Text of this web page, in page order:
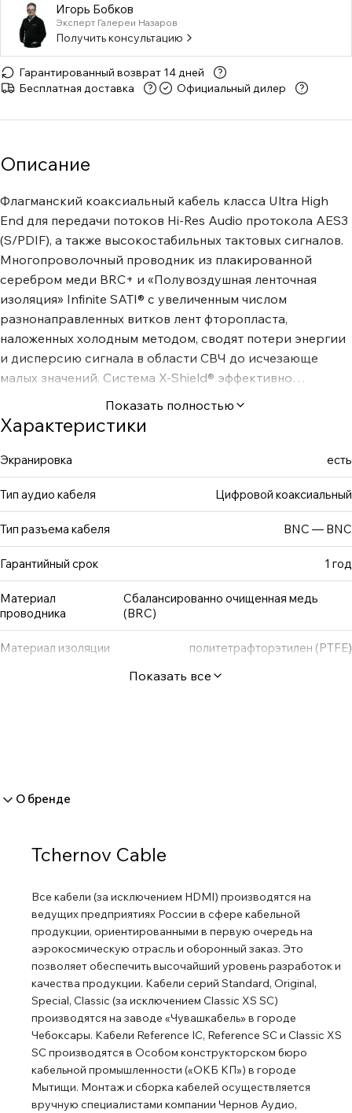
Игорь Бобков
Эксперт Галереи Назаров
Получить консультацию
Гарантированный возврат 14 дней
Бесплатная доставка
Официальный дилер
Описание
Флагманский коаксиальный кабель класса Ultra High
End для передачи потоков Hi-Res Audio протокола AES3
(S/PDIF), а также высокостабильных тактовых сигналов.
Многопроволочный проводник из плакированной
серебром меди BRC+ и «Полувоздушная ленточная
изоляция» Infinite SATI® с увеличенным числом
разнонаправленных витков лент фторопласта,
наложенных холодным методом, сводят потери энергии
и дисперсию сигнала в области СВЧ до исчезающе
малых значений. Система X-Shield® эффективно
подавляет ЭМП, в существенной мере устраняя причины
возникновения сигнально-коррелированного джиттера.
Отсутствие искажений формы и временных параметров
передаваемых импульсов обеспечивает практически
безошибочную работу цифровых приемников при
восстановлении тактовой частоты. Ultimate Coaxial IC
рекомендован для тактирования цифровых устройств
на любых частотах в бытовых и профессиональных
Показать полностью
Характеристики
Экранировка есть
Тип аудио кабеля Цифровой коаксиальный
Тип разъема кабеля BNC — BNC
Гарантийный срок 1 год
Материал
проводника
Сбалансированно очищенная медь
(BRC)
Материал изоляции политетрафторэтилен (PTFE)
Показать все
О бренде
Tchernov Cable
Все кабели (за исключением HDMI) производятся на
ведущих предприятиях России в сфере кабельной
продукции, ориентированными в первую очередь на
аэрокосмическую отрасль и оборонный заказ. Это
позволяет обеспечить высочайший уровень разработок и
качества продукции. Кабели серий Standard, Original,
Special, Classic (за исключением Classic XS SC)
производятся на заводе «Чувашкабель» в городе
Чебоксары. Кабели Reference IC, Reference SC и Classic XS
SC производятся в Особом конструкторском бюро
кабельной промышленности («ОКБ КП») в городе
Мытищи. Монтаж и сборка кабелей осуществляется
вручную специалистами компании Чернов Аудио,